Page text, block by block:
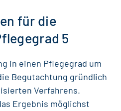
für die
5
in einen Pflegegrad um
Begutachtung gründlich
Verfahrens.
Ergebnis möglichst